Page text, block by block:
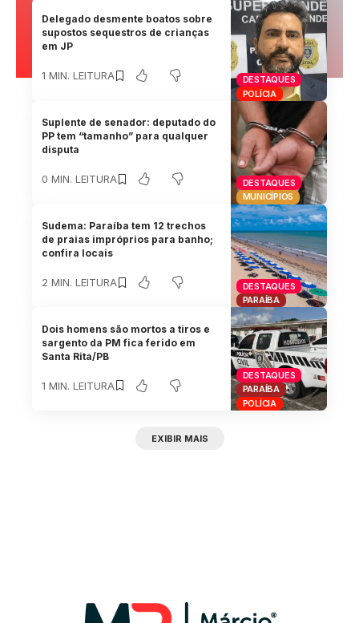
DESTAQUES
POLÍCIA
Delegado desmente boatos sobre
supostos sequestros de crianças
em JP
1 MIN. LEITURA
DESTAQUES
MUNICÍPIOS
Suplente de senador: deputado do
PP tem “tamanho” para qualquer
disputa
0 MIN. LEITURA
DESTAQUES
PARAÍBA
Sudema: Paraíba tem 12 trechos
de praias impróprios para banho;
confira locais
2 MIN. LEITURA
DESTAQUES
PARAÍBA
POLÍCIA
Dois homens são mortos a tiros e
sargento da PM fica ferido em
Santa Rita/PB
1 MIN. LEITURA
EXIBIR MAIS